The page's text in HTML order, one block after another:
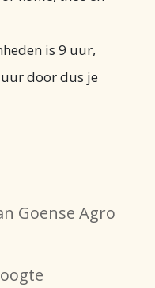
is 9 uur,
door dus je
Goense Agro